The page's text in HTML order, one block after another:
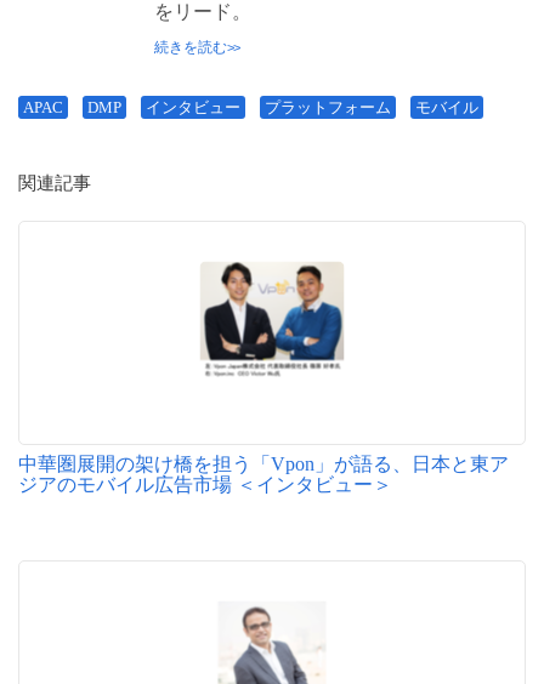
をリード。
続きを読む
APAC DMP インタビュー プラットフォーム モバイル
関連記事
中華圏展開の架け橋を担う「Vpon」が語る、日本と東ア
ジアのモバイル広告市場 ＜インタビュー＞